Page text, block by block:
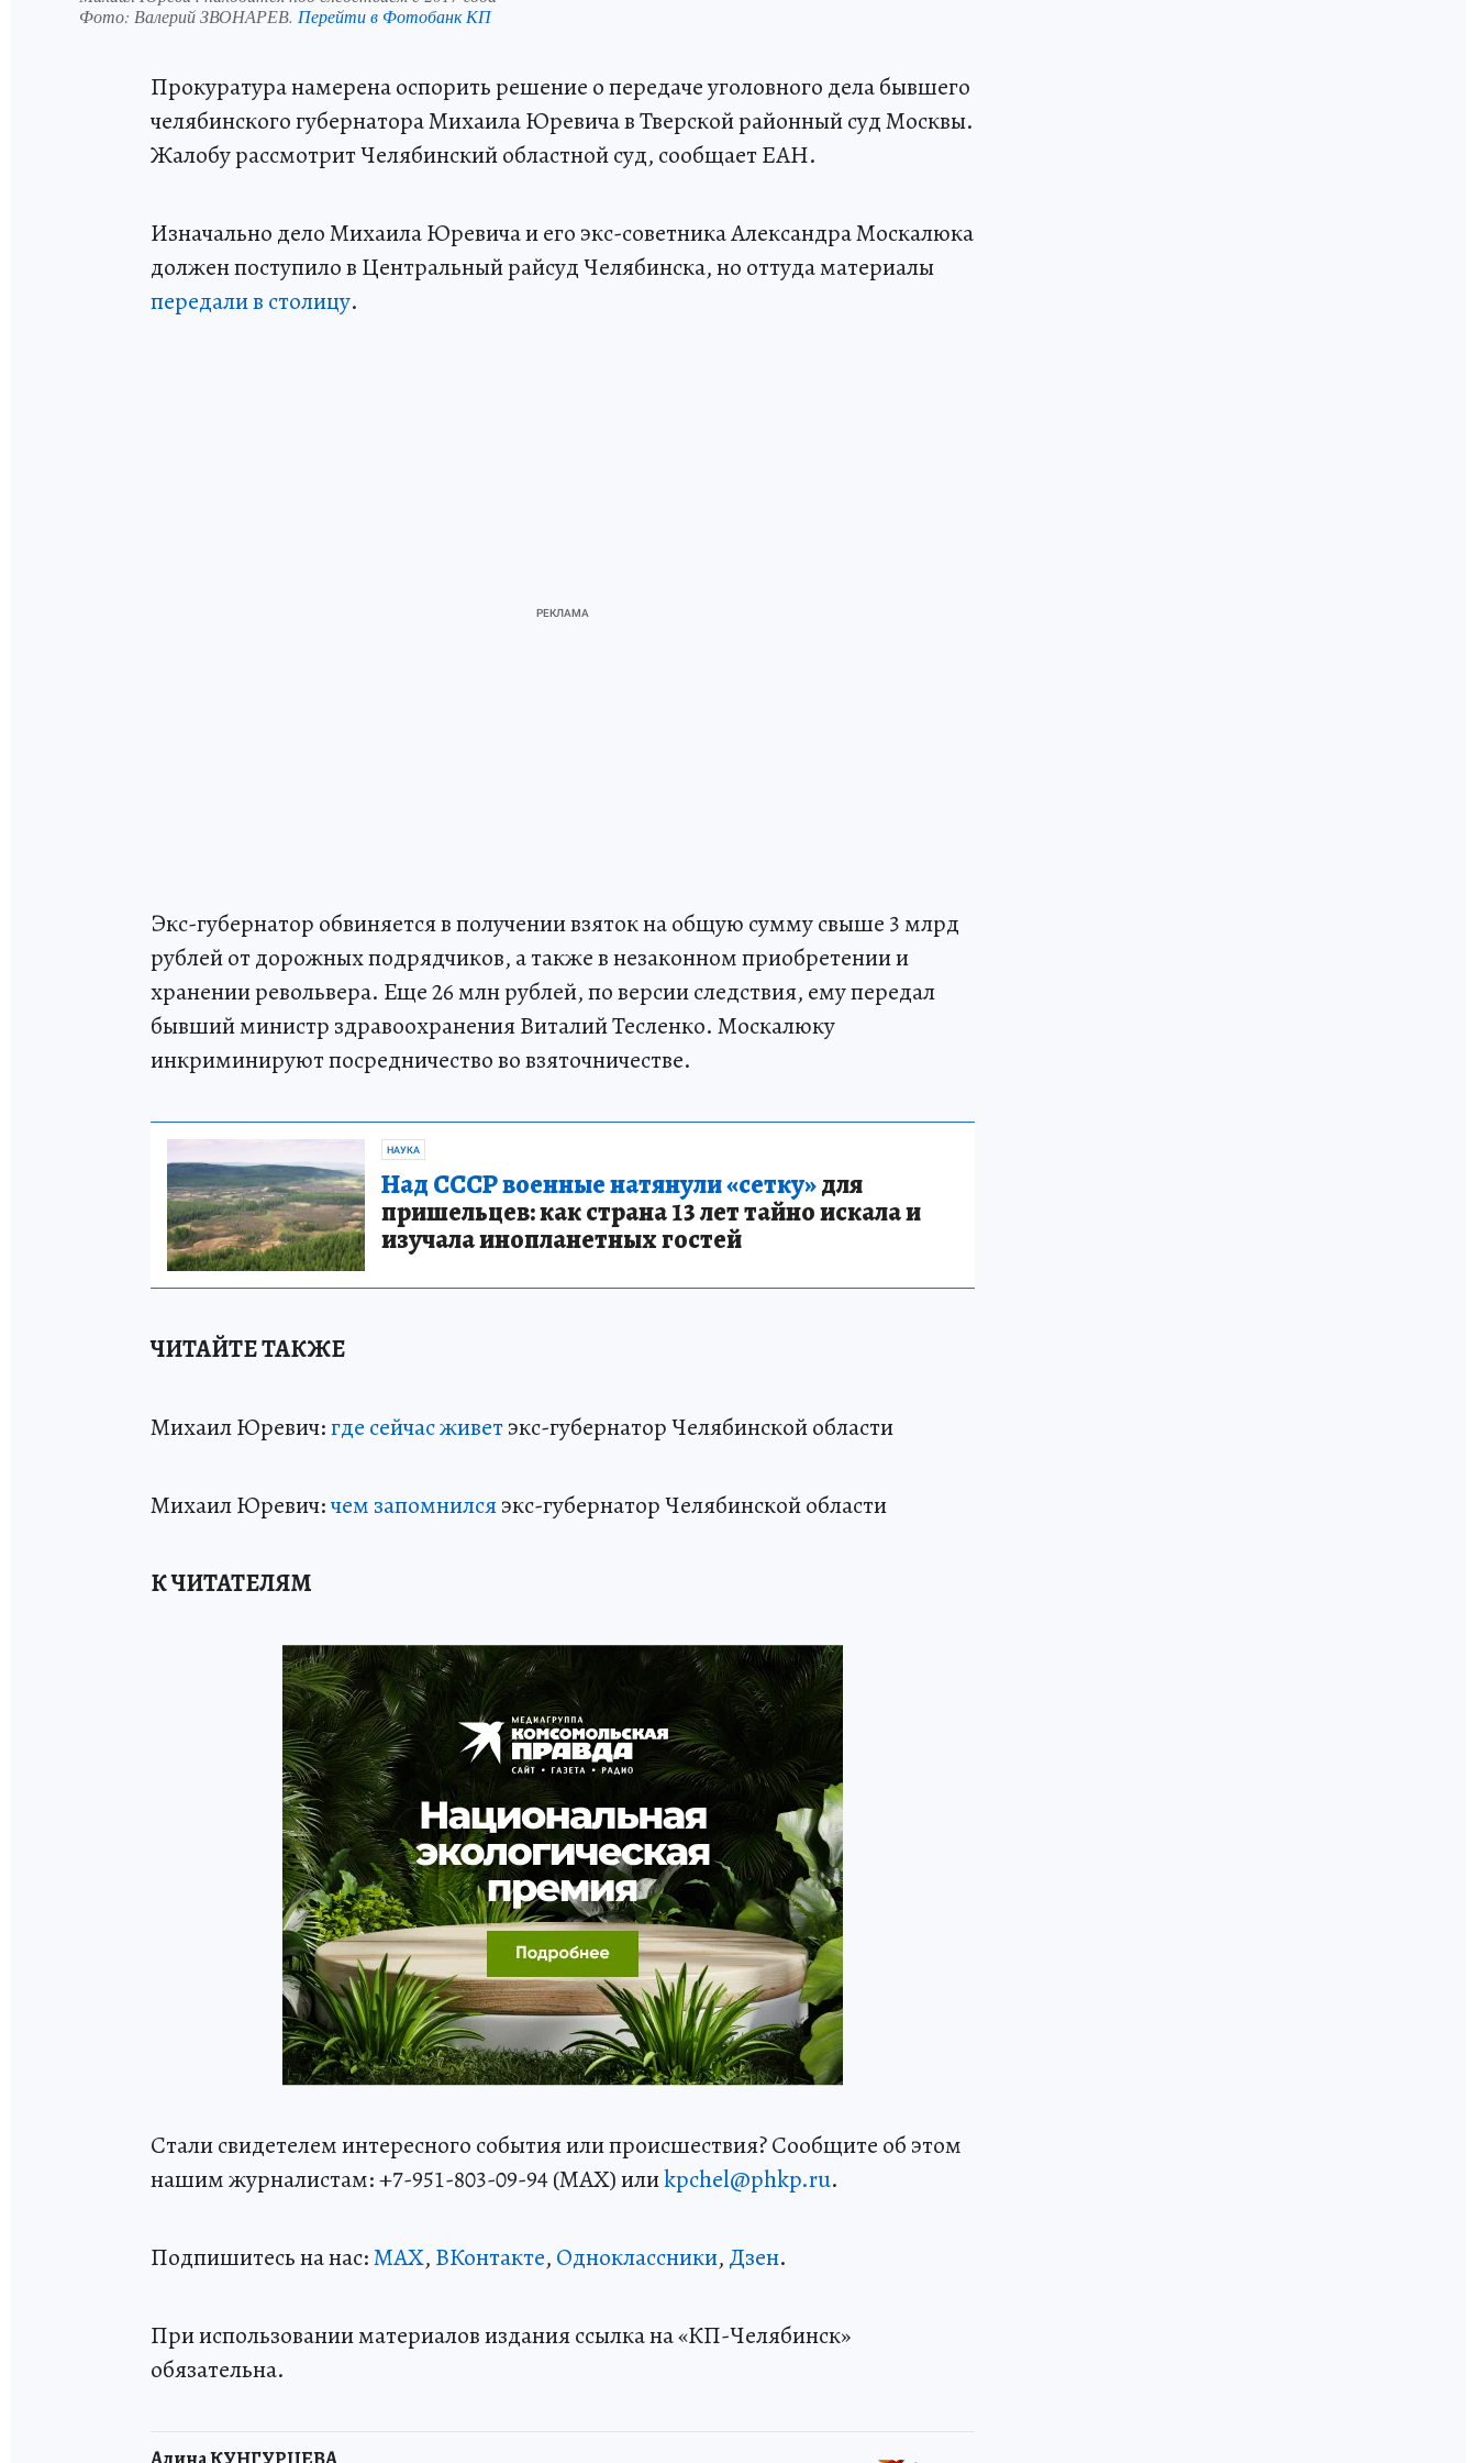
Фото: Валерий ЗВОНАРЕВ. Перейти в Фотобанк КП
Прокуратура намерена оспорить решение о передаче уголовного дела бывшего
челябинского губернатора Михаила Юревича в Тверской районный суд Москвы.
Жалобу рассмотрит Челябинский областной суд, сообщает ЕАН.
Изначально дело Михаила Юревича и его экс-советника Александра Москалюка
должен поступило в Центральный райсуд Челябинска, но оттуда материалы
передали в столицу.
Экс-губернатор обвиняется в получении взяток на общую сумму свыше 3 млрд
рублей от дорожных подрядчиков, а также в незаконном приобретении и
хранении револьвера. Еще 26 млн рублей, по версии следствия, ему передал
бывший министр здравоохранения Виталий Тесленко. Москалюку
инкриминируют посредничество во взяточничестве.
НАУКА
Над СССР военные натянули «сетку»для
пришельцев: как страна 13 лет тайно искала и
изучала инопланетных гостей
ЧИТАЙТЕ ТАКЖЕ
Михаил Юревич:где сейчас живетэкс-губернатор Челябинской области
Михаил Юревич:чем запомнилсяэкс-губернатор Челябинской области
К ЧИТАТЕЛЯМ
Стали свидетелем интересного события или происшествия? Сообщите об этом
нашим журналистам: +7-951-803-09-94 (MAX) илиkpchel@phkp.ru.
Подпишитесь на нас:MAX, ВКонтакте, Одноклассники, Дзен.
При использовании материалов издания ссылка на «КП-Челябинск»
обязательна.